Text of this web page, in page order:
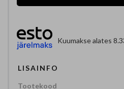
Kuumakse alates
LISAINFO